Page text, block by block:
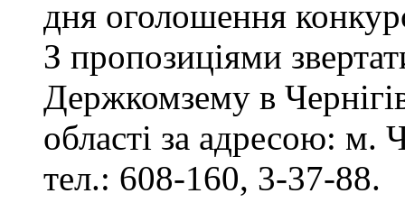
дня оголошення
З пропозиціями
Держкомзему в
області за адресою: м.
тел.: 608-160, 3-37-88.